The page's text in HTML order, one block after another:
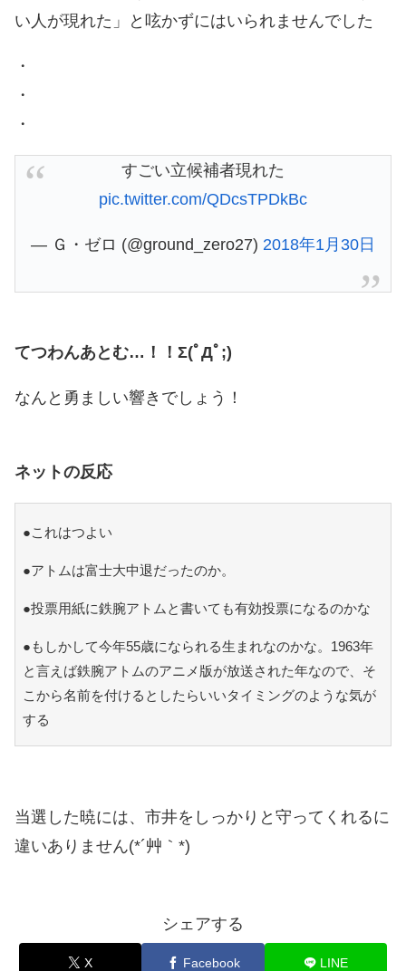
い人が現れた」と呟かずにはいられませんでした
・
・
・
すごい立候補者現れた
pic.twitter.com/QDcsTPDkBc
— Ｇ・ゼロ (@ground_zero27) 2018年1月30日
てつわんあとむ…！！Σ(ﾟДﾟ;)
なんと勇ましい響きでしょう！
ネットの反応
●これはつよい
●アトムは富士大中退だったのか。
●投票用紙に鉄腕アトムと書いても有効投票になるのかな
●もしかして今年55歳になられる生まれなのかな。1963年
と言えば鉄腕アトムのアニメ版が放送された年なので、そ
こから名前を付けるとしたらいいタイミングのような気が
する
当選した暁には、市井をしっかりと守ってくれるに
違いありません(*´艸｀*)
シェアする
X Facebook LINE